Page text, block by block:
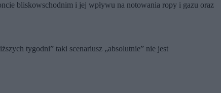
bliskowschodnim i jej wpływu na notowania ropy i gazu oraz
tygodni” taki scenariusz „absolutnie” nie jest